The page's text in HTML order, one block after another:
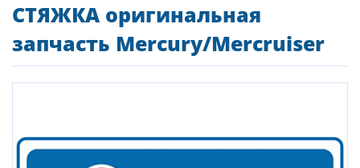
СТЯЖКА оригинальная
запчасть Mercury/Mercruiser